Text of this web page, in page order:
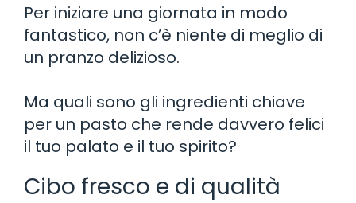
Per iniziare una giornata in modo
fantastico, non c’è niente di meglio di
un pranzo delizioso.
Ma quali sono gli ingredienti chiave
per un pasto che rende davvero felici
il tuo palato e il tuo spirito?
Cibo fresco e di qualità